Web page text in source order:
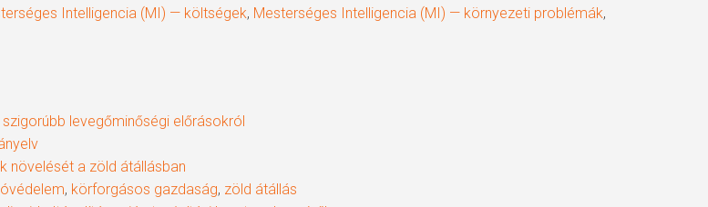
Intelligencia (MI) — költségek, Mesterséges Intelligencia (MI) — környezeti problémák,
levegőminőségi előrásokról
növelését a zöld átállásban
, körforgásos gazdaság, zöld átállás